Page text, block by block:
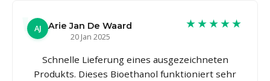
AJ
Arie Jan De Waard
20 Jan 2025
★★★★★
Schnelle Lieferung eines ausgezeichneten
Produkts. Dieses Bioethanol funktioniert sehr